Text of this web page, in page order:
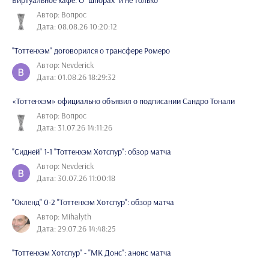
Автор: Вопрос
Дата: 08.08.26 10:20:12
"Тоттенхэм" договорился о трансфере Ромеро
Автор: Nevderick
Дата: 01.08.26 18:29:32
«Тоттенхэм» официально объявил о подписании Сандро Тонали
Автор: Вопрос
Дата: 31.07.26 14:11:26
"Сидней" 1-1 "Тоттенхэм Хотспур": обзор матча
Автор: Nevderick
Дата: 30.07.26 11:00:18
"Окленд" 0-2 "Тоттенхэм Хотспур": обзор матча
Автор: Mihalyth
Дата: 29.07.26 14:48:25
"Тоттенхэм Хотспур" - "МК Донс": анонс матча